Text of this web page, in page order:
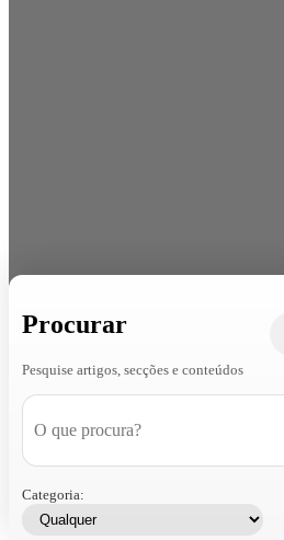
Procurar
Pesquise artigos, secções e conteúdos
Categoria: